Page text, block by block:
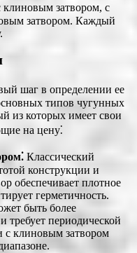
клиновым затвором, с
затвором. Каждый
шаг в определении ее
типов чугунных
из которых имеет свои
на цену⁚
Классический
конструкции и
обеспечивает плотное
герметичность.
быть более
требует периодической
с клиновым затвором